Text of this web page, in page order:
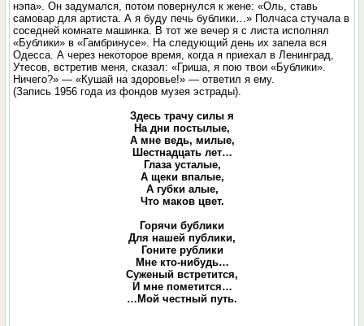
нэпа». Он задумался, потом повернулся к жене: «Оль, ставь
самовар для артиста. А я буду печь бублики…» Полчаса стучала в
соседней комнате машинка. В тот же вечер я с листа исполнял
«Бублики» в «Гамбринусе». На следующий день их запела вся
Одесса. А через некоторое время, когда я приехал в Ленинград,
Утесов, встретив меня, сказал: «Гриша, я пою твои «Бублики».
Ничего?» — «Кушай на здоровье!» — ответил я ему.
(Запись 1956 года из фондов музея эстрады).
Здесь трачу силы я
На дни постылые,
А мне ведь, милые,
Шестнадцать лет…
Глаза усталые,
А щеки впалые,
А губки алые,
Что маков цвет.
Горячи бублики
Для нашей публики,
Гоните рублики
Мне кто-нибудь…
Суженый встретится,
И мне пометится…
…Мой честный путь.